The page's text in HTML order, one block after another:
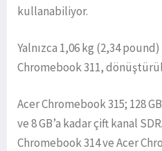
kullanabiliyor.
Yalnızca 1,06 kg (2,34
Chromebook 311,
Acer Chromebook 315; 128
ve 8 GB’a kadar çift kanal
Chromebook 314 ve Acer